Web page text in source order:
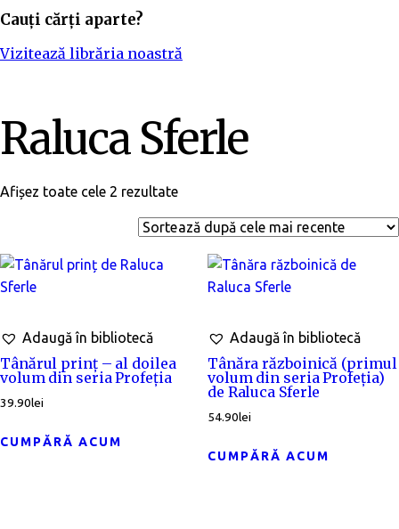
Cauți cărți aparte?
Vizitează librăria noastră
Raluca Sferle
Afișez toate cele 2 rezultate
Adaugă în bibliotecă
Tânărul prinț – al doilea
volum din seria Profeția
39.90lei
CUMPĂRĂ ACUM
Adaugă în bibliotecă
Tânăra războinică (primul
volum din seria Profeția)
de Raluca Sferle
54.90lei
CUMPĂRĂ ACUM